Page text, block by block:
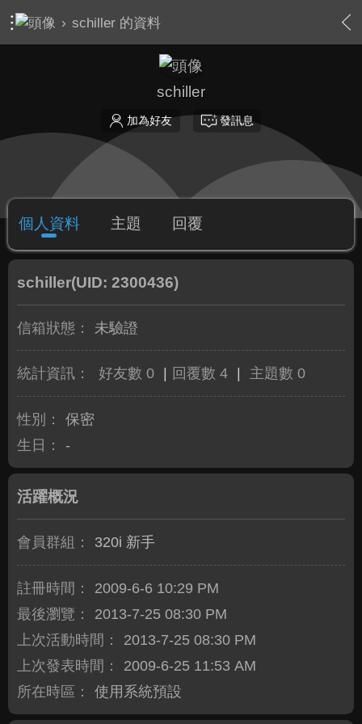
› schiller 的資料
schiller
加為好友 發訊息
個人資料 主題 回覆
schiller(UID: 2300436)
信箱狀態： 未驗證
統計資訊： 好友數 0 回覆數 4 主題數 0
性別：
保密
生日：
-
活躍概況
會員群組： 320i 新手
註冊時間：
2009-6-6 10:29 PM
最後瀏覽：
2013-7-25 08:30 PM
上次活動時間：
2013-7-25 08:30 PM
上次發表時間：
2009-6-25 11:53 AM
所在時區：
使用系統預設